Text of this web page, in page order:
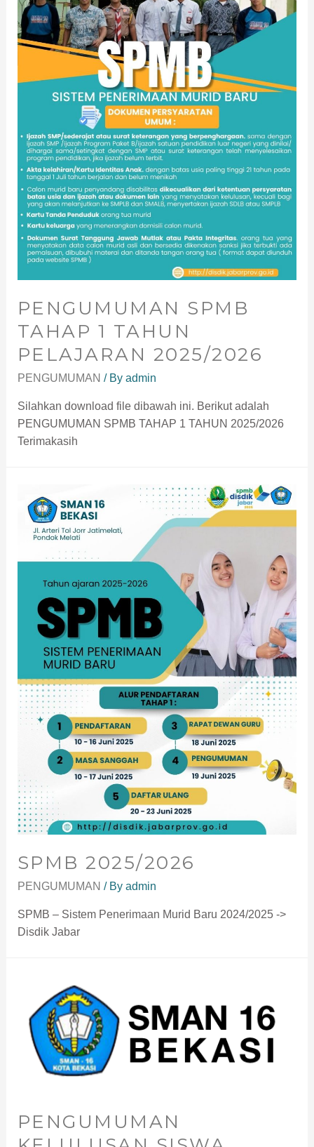
PENGUMUMAN SPMB
TAHAP 1 TAHUN
PELAJARAN 2025/2026
PENGUMUMAN / By admin
Silahkan download file dibawah ini. Berikut adalah
PENGUMUMAN SPMB TAHAP 1 TAHUN 2025/2026
Terimakasih
SPMB 2025/2026
PENGUMUMAN / By admin
SPMB – Sistem Penerimaan Murid Baru 2024/2025 ->
Disdik Jabar
PENGUMUMAN